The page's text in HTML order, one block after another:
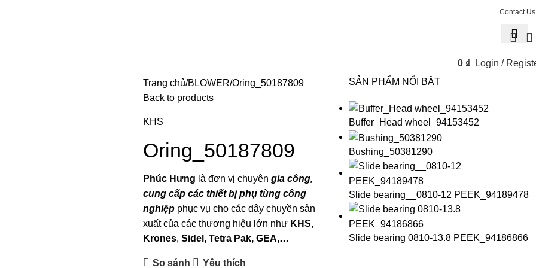
Contact Us
0 ₫ Login /
Trang chủ BLOWER Oring_50187809
Back to products
KHS
Oring_50187809
Phúc Hưng là đơn vị chuyên gia công,
cung cấp các thiết bị phụ tùng công
nghiệp phục vụ cho các dây chuyền sản
xuất của các thương hiệu lớn như KHS,
Krones, Sidel, Tetra Pak, GEA,…
So sánh Yêu thích
SẢN PHẨM NỔI BẬT
Buffer_Head wheel_94153452
Bushing_50381290
Slide bearing__0810-12 PEEK_94189478
Slide bearing 0810-13.8 PEEK_94186866